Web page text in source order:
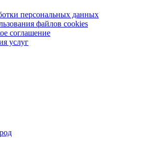
персональных данных
файлов cookies
соглашение
услуг